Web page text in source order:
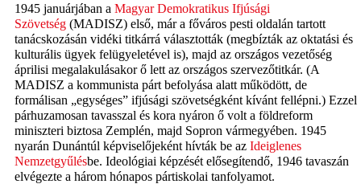
1945 januárjában a Magyar Demokratikus Ifjúsági
Szövetség (MADISZ) első, már a főváros pesti oldalán tartott
tanácskozásán vidéki titkárrá választották (megbízták az oktatási és
kulturális ügyek felügyeletével is), majd az országos vezetőség
áprilisi megalakulásakor ő lett az országos szervezőtitkár. (A
MADISZ a kommunista párt befolyása alatt működött, de
formálisan „egységes” ifjúsági szövetségként kívánt fellépni.) Ezzel
párhuzamosan tavasszal és kora nyáron ő volt a földreform
miniszteri biztosa Zemplén, majd Sopron vármegyében. 1945
nyarán Dunántúl képviselőjeként hívták be az Ideiglenes
Nemzetgyűlésbe. Ideológiai képzését elősegítendő, 1946 tavaszán
elvégezte a három hónapos pártiskolai tanfolyamot.